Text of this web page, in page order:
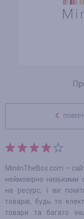
MiniInTheBox.com –
неймовірно низькими
на ресурс, і ви
товарів, будь то
товари та багато